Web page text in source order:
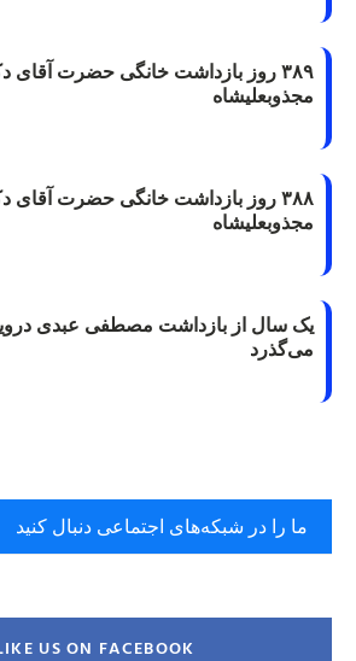
۳۸۹ روز بازداشت خانگی حضرت آقای
مجذوبعلیشاه
۳۸۸ روز بازداشت خانگی حضرت آقای
مجذوبعلیشاه
یک سال از بازداشت مصطفی عبدی
می‌گذرد
ما را در شبکه‌های اجتماعی دنبال کنید
US ON FACEBOOK